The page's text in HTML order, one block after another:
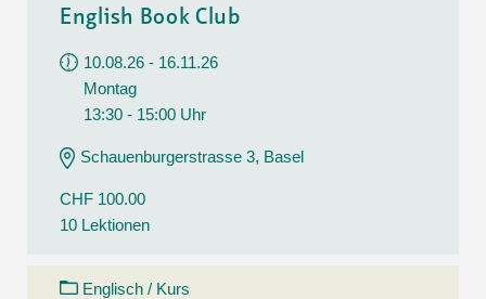
English Book Club
10.08.26 - 16.11.26
Montag
13:30 - 15:00 Uhr
Schauenburgerstrasse 3, Basel
CHF 100.00
10 Lektionen
Englisch / Kurs